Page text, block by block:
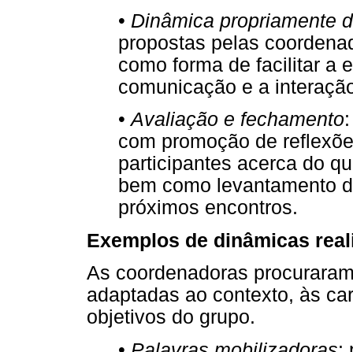
• Dinâmica propriamente
propostas pelas
como forma de facilitar a
comunicação e a
• Avaliação e fechamento
com promoção de
participantes acerca do
bem como levantamento
próximos encontros.
Exemplos de dinâmicas
As coordenadoras
adaptadas ao contexto, às
objetivos do grupo.